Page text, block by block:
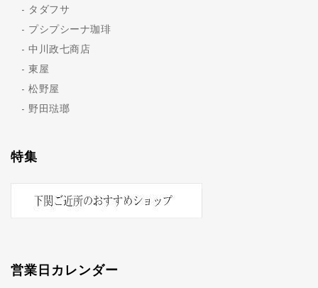
タダフサ
プシプシーナ珈琲
中川政七商店
東屋
松野屋
野田琺瑯
特集
営業日カレンダー